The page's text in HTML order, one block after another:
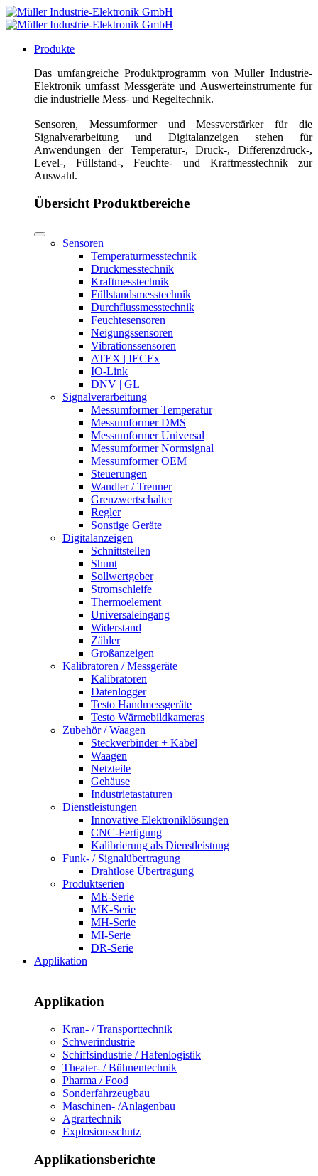
Produkte
Das umfangreiche Produktprogramm von Müller Industrie-
Elektronik umfasst Messgeräte und Auswerteinstrumente für
die industrielle Mess- und Regeltechnik.
Sensoren, Messumformer und Messverstärker für die
Signalverarbeitung und Digitalanzeigen stehen für
Anwendungen der Temperatur-, Druck-, Differenzdruck-,
Level-, Füllstand-, Feuchte- und Kraftmesstechnik zur
Auswahl.
Übersicht Produktbereiche
Sensoren
Temperaturmesstechnik
Druckmesstechnik
Kraftmesstechnik
Füllstandsmesstechnik
Durchflussmesstechnik
Feuchtesensoren
Neigungssensoren
Vibrationssensoren
ATEX | IECEx
IO-Link
DNV | GL
Signalverarbeitung
Messumformer Temperatur
Messumformer DMS
Messumformer Universal
Messumformer Normsignal
Messumformer OEM
Steuerungen
Wandler / Trenner
Grenzwertschalter
Regler
Sonstige Geräte
Digitalanzeigen
Schnittstellen
Shunt
Sollwertgeber
Stromschleife
Thermoelement
Universaleingang
Widerstand
Zähler
Großanzeigen
Kalibratoren / Messgeräte
Kalibratoren
Datenlogger
Testo Handmessgeräte
Testo Wärmebildkameras
Zubehör / Waagen
Steckverbinder + Kabel
Waagen
Netzteile
Gehäuse
Industrietastaturen
Dienstleistungen
Innovative Elektroniklösungen
CNC-Fertigung
Kalibrierung als Dienstleistung
Funk- / Signalübertragung
Drahtlose Übertragung
Produktserien
ME-Serie
MK-Serie
MH-Serie
MI-Serie
DR-Serie
Applikation
Applikation
Kran- / Transporttechnik
Schwerindustrie
Schiffsindustrie / Hafenlogistik
Theater- / Bühnentechnik
Pharma / Food
Sonderfahrzeugbau
Maschinen- /Anlagenbau
Agrartechnik
Explosionsschutz
Applikationsberichte